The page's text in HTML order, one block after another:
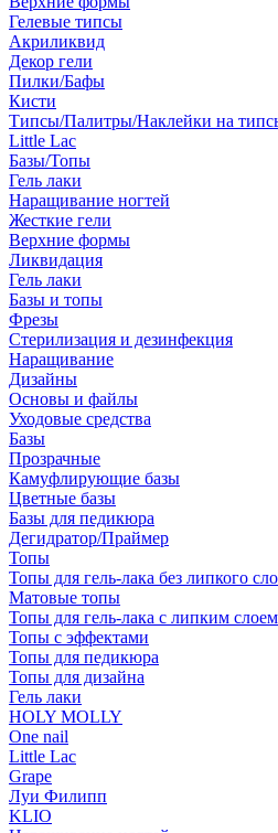
Гелевые типсы
Акриликвид
Декор гели
Пилки/Бафы
Кисти
Типсы/Палитры/Наклейки на
Little Lac
Базы/Топы
Гель лаки
Наращивание ногтей
Жесткие гели
Верхние формы
Ликвидация
Гель лаки
Базы и топы
Фрезы
Стерилизация и дезинфекция
Наращивание
Дизайны
Основы и файлы
Уходовые средства
Базы
Прозрачные
Камуфлирующие базы
Цветные базы
Базы для педикюра
Дегидратор/Праймер
Топы
Топы для гель-лака без липкого
Матовые топы
Топы для гель-лака с липким слоем
Топы с эффектами
Топы для педикюра
Топы для дизайна
Гель лаки
HOLY MOLLY
One nail
Little Lac
Grape
Луи Филипп
KLIO